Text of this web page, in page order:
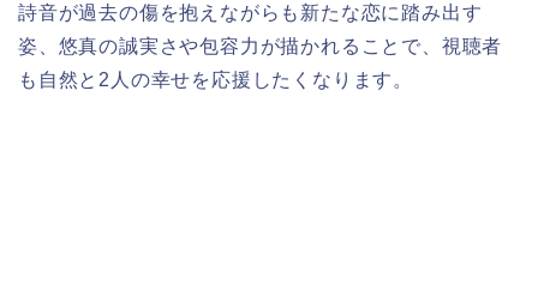
詩音が過去の傷を抱えながらも新たな恋に踏み出す
姿、悠真の誠実さや包容力が描かれることで、視聴者
も自然と2人の幸せを応援したくなります。